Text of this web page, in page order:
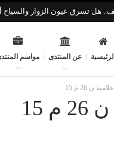
هل تسرق عيون الزوار والسياح
الرئيسية عن المنتدى مواسم
ن 26 م 15
15